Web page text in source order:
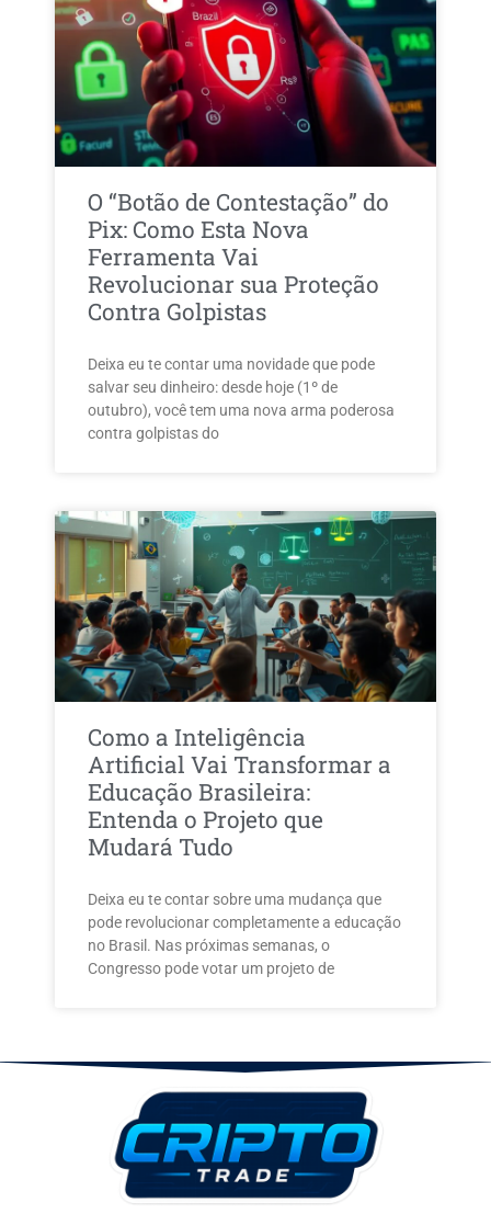
O “Botão de Contestação” do
Pix: Como Esta Nova
Ferramenta Vai
Revolucionar sua Proteção
Contra Golpistas
Deixa eu te contar uma novidade que pode
salvar seu dinheiro: desde hoje (1º de
outubro), você tem uma nova arma poderosa
contra golpistas do
Como a Inteligência
Artificial Vai Transformar a
Educação Brasileira:
Entenda o Projeto que
Mudará Tudo
Deixa eu te contar sobre uma mudança que
pode revolucionar completamente a educação
no Brasil. Nas próximas semanas, o
Congresso pode votar um projeto de